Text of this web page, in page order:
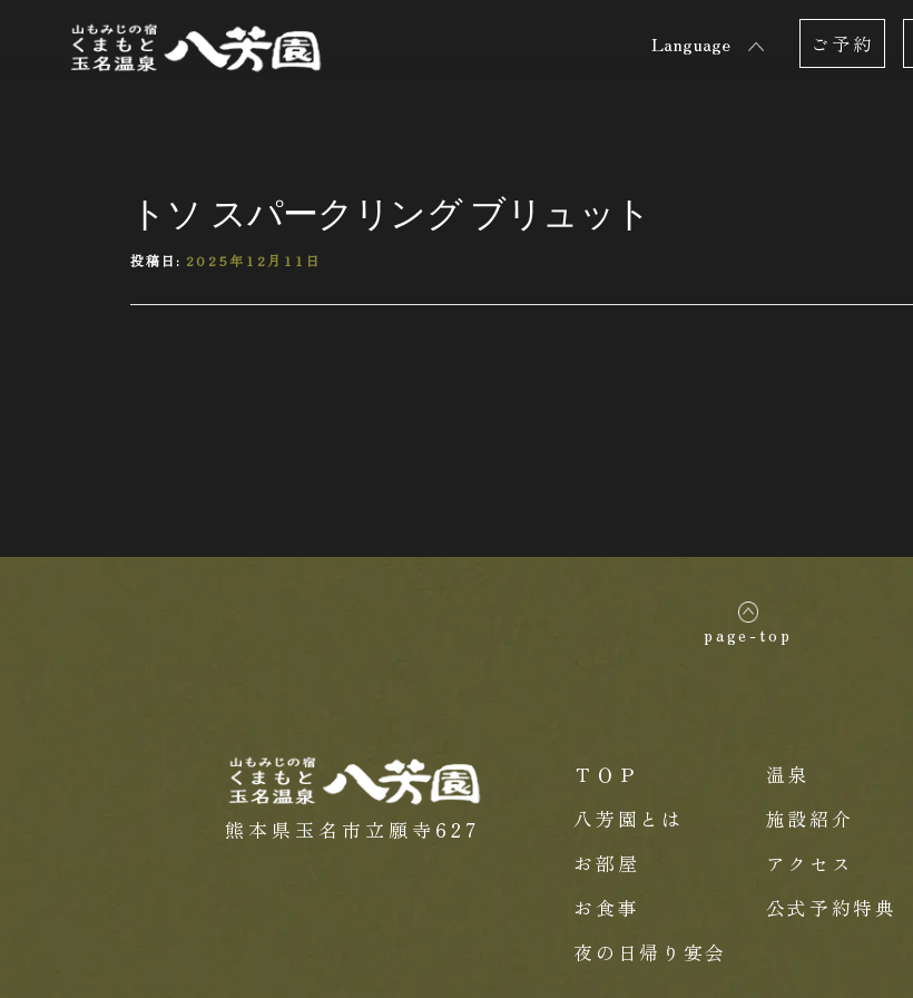
Language ご予約
トソ スパークリング ブリュット
投稿日: 2025年12月11日
page-top
熊本県玉名市立願寺627
ＴＯＰ
八芳園とは
お部屋
お食事
夜の日帰り宴会
温泉
施設紹介
アクセス
公式予約特典